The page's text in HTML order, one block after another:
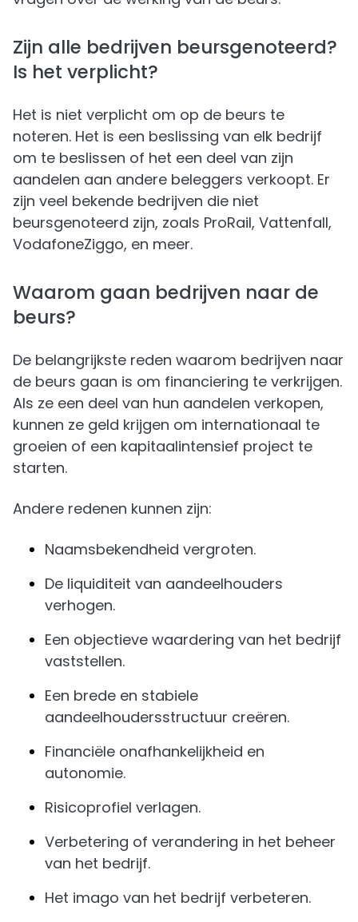
Zijn alle bedrijven beursgenoteerd?
Is het verplicht?
Het is niet verplicht om op de beurs te
noteren. Het is een beslissing van elk bedrijf
om te beslissen of het een deel van zijn
aandelen aan andere beleggers verkoopt. Er
zijn veel bekende bedrijven die niet
beursgenoteerd zijn, zoals ProRail, Vattenfall,
VodafoneZiggo, en meer.
Waarom gaan bedrijven naar de
beurs?
De belangrijkste reden waarom bedrijven naar
de beurs gaan is om financiering te verkrijgen.
Als ze een deel van hun aandelen verkopen,
kunnen ze geld krijgen om internationaal te
groeien of een kapitaalintensief project te
starten.
Andere redenen kunnen zijn:
Naamsbekendheid vergroten.
De liquiditeit van aandeelhouders
verhogen.
Een objectieve waardering van het bedrijf
vaststellen.
Een brede en stabiele
aandeelhoudersstructuur creëren.
Financiële onafhankelijkheid en
autonomie.
Risicoprofiel verlagen.
Verbetering of verandering in het beheer
van het bedrijf.
Het imago van het bedrijf verbeteren.